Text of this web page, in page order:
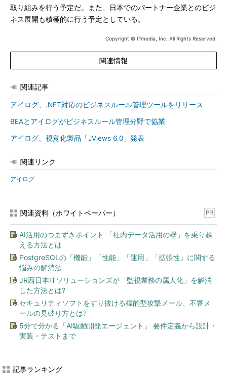
取り組みを行う予定だ。また、日本でのパートナー企業とのビジ
ネス展開も積極的に行う予定としている。
Copyright © ITmedia, Inc. All Rights Reserved.
関連情報
関連記事
アイログ、.NET対応のビジネスルール管理ツールをリリース
BEAとアイログがビジネスルール管理分野で協業
アイログ、視覚化製品「JViews 6.0」発表
関連リンク
アイログ
関連資料（ホワイトペーパー） PR
AI活用のつまずきポイント 「社内データ活用の壁」を乗り越
える方法とは
PostgreSQLの「機能」「性能」「運用」「拡張性」に関する
悩みの解消法
JR西日本ITソリューションズが「監視業務の属人化」を解消
した方法とは?
セキュリティソフトをすり抜ける標的型攻撃メール、不審メ
ールの見破り方とは?
5分で分かる「AI駆動開発エージェント」 要件定義から設計・
実装・テストまで
記事ランキング